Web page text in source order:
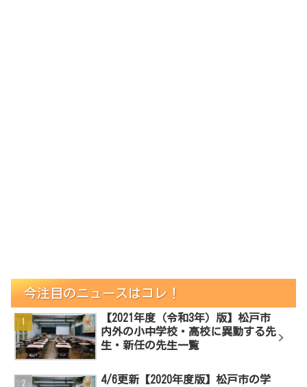
今注目のニュースはコレ！
【2021年度（令和3年）版】松戸市
内外の小中学校・高校に異動する先
生・新任の先生一覧
4/6更新【2020年度版】松戸市の学